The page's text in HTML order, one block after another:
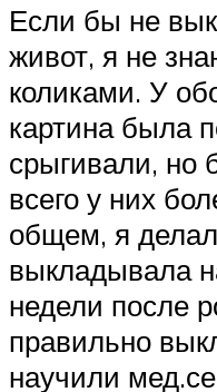
Если бы не
живот, я не
коликами. У
картина была
срыгивали,
всего у них
общем, я
выкладывала
недели после
правильно
научили